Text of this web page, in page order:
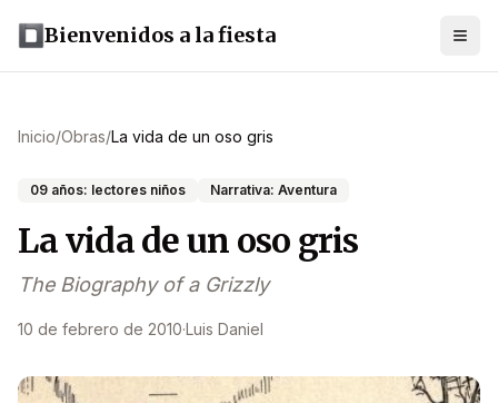
Bienvenidos a la fiesta
Inicio/Obras/La vida de un oso gris
09 años: lectores niños Narrativa: Aventura
La vida de un oso gris
The Biography of a Grizzly
10 de febrero de 2010·Luis Daniel